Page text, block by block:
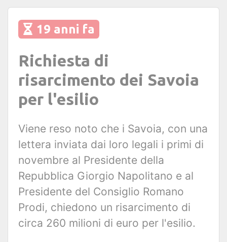
19 anni fa
Richiesta di
risarcimento dei Savoia
per l'esilio
Viene reso noto che i Savoia, con una
lettera inviata dai loro legali i primi di
novembre al Presidente della
Repubblica Giorgio Napolitano e al
Presidente del Consiglio Romano
Prodi, chiedono un risarcimento di
circa 260 milioni di euro per l'esilio.